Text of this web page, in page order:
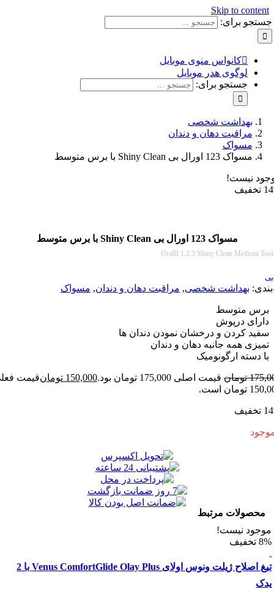
Skip to
برای:
کانواس منوی موبایل
لوگوی هدر موبایل
جستجو برای:
بهداشت شخصی
مراقبت دهان و دندان
مسواک
مسواک 123 اورال بی Shiny Clean با برس متوسط
نیست!
مسواک 123 اورال بی Shiny Clean با برس متوسط
OralB 1.2.3 Shiny Clean
بهداشت شخصی,مراقبت دهان و دندان,مسواک
متوسط
درپوش
کردن و درخشان نمودن دندان ها
همه جانبه دهان و دندان
ارگونومیک
تومان قیمت اصلی 175,000 تومان بود. 150,000 تومانقیمت فعلی
مرتبط
نیست!
تیغ اصلاح ژیلت ونوس اولای Venus ComfortGlide Olay Plus با 2